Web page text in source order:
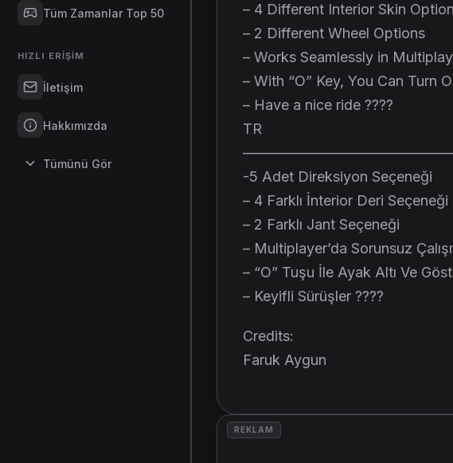
Tüm Zamanlar Top 50
HIZLI ERIŞIM
İletişim
Hakkımızda
Tümünü Gör
– 4 Different Interior Skin
– 2 Different Wheel Options
– Works Seamlessly in
– With “O” Key, You Can Turn
– Have a nice ride ????
TR
-5 Adet Direksiyon Seçeneği
– 4 Farklı İnterior Deri Seçeneği
– 2 Farklı Jant Seçeneği
– Multiplayer’da Sorunsuz
– “O” Tuşu İle Ayak Altı Ve
– Keyifli Sürüşler ????
Credits:
Faruk Aygun
REKLAM